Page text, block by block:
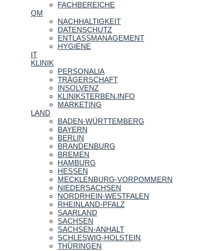
FACHBEREICHE
QM
NACHHALTIGKEIT
DATENSCHUTZ
ENTLASSMANAGEMENT
HYGIENE
IT
KLINIK
PERSONALIA
TRÄGERSCHAFT
INSOLVENZ
KLINIKSTERBEN.INFO
MARKETING
LAND
BADEN-WÜRTTEMBERG
BAYERN
BERLIN
BRANDENBURG
BREMEN
HAMBURG
HESSEN
MECKLENBURG-VORPOMMERN
NIEDERSACHSEN
NORDRHEIN-WESTFALEN
RHEINLAND-PFALZ
SAARLAND
SACHSEN
SACHSEN-ANHALT
SCHLESWIG-HOLSTEIN
THÜRINGEN